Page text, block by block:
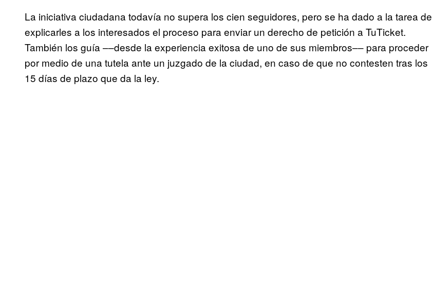
La iniciativa ciudadana todavía no supera los cien seguidores, pero se ha dado a la tarea de
explicarles a los interesados el proceso para enviar un derecho de petición a TuTicket.
También los guía ––desde la experiencia exitosa de uno de sus miembros–– para proceder
por medio de una tutela ante un juzgado de la ciudad, en caso de que no contesten tras los
15 días de plazo que da la ley.